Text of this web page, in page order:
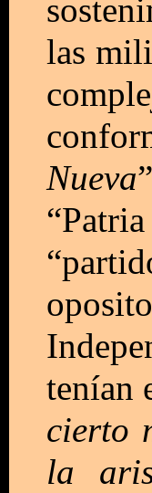
las
Nueva
tenían
cierto
la